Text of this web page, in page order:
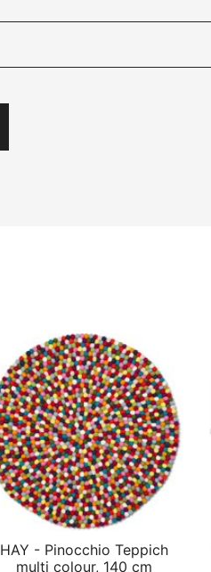
HAY - Pinocchio Teppich
multi colour, 140 cm